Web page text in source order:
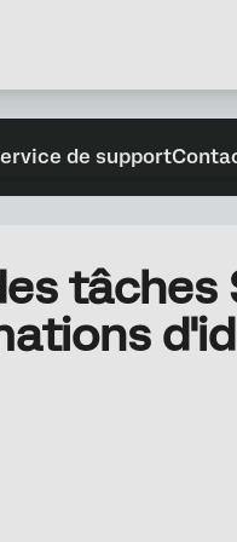
de support
tâches